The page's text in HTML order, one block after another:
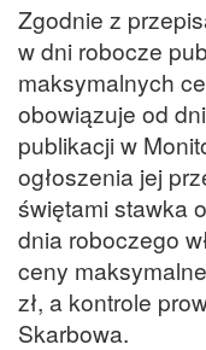
Zgodnie z
w dni robocze
maksymalnych
obowiązuje od
publikacji w
ogłoszenia jej
świętami stawka
dnia roboczego
ceny
zł, a kontrole
Skarbowa.